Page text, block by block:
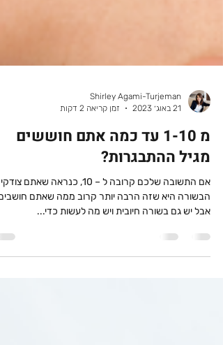
21 באוג׳ 2023
זמן קריאה 2 דקות
מ 1-10 עד כמה אתם חוששים
מגיל ההתבגרות?
אם התשובה שלכם קרובה ל – 10, כנראה שאתם
אבל יש גם בשורה חיובית ויש מה לעשות כדי...